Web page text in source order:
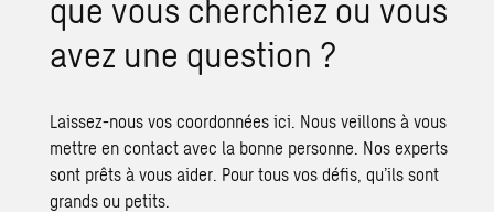
que vous cherchiez ou vous
avez une question ?
Laissez-nous vos coordonnées ici. Nous veillons à vous
mettre en contact avec la bonne personne. Nos experts
sont prêts à vous aider. Pour tous vos défis, qu’ils sont
grands ou petits.